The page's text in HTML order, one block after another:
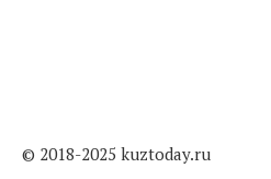
© 2018-2025 kuztoday.ru